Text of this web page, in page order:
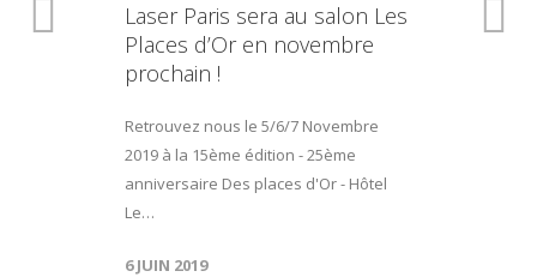
Laser Paris sera au salon Les
Places d’Or en novembre
prochain !
Retrouvez nous le 5/6/7 Novembre
2019 à la 15ème édition - 25ème
anniversaire Des places d'Or - Hôtel
Le…
6 JUIN 2019